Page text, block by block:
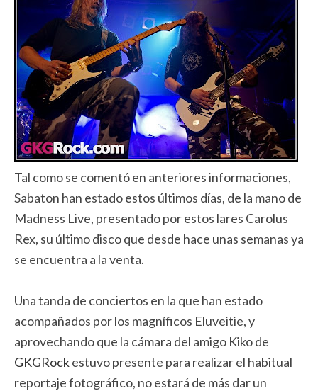
Tal como se comentó en anteriores informaciones,
Sabaton han estado estos últimos días, de la mano de
Madness Live, presentado por estos lares Carolus
Rex, su último disco que desde hace unas semanas ya
se encuentra a la venta.
Una tanda de conciertos en la que han estado
acompañados por los magníficos Eluveitie, y
aprovechando que la cámara del amigo Kiko de
GKGRockestuvo presente para realizar el habitual
reportaje fotográfico, no estará de más dar un